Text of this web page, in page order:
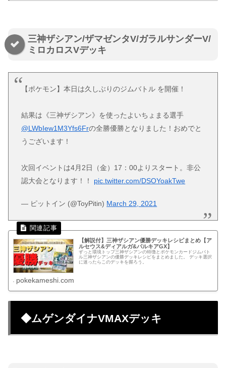
三神ザシアン/ザマゼンタV/ガラルサンダーV/
ミロカロスVデッキ
【ポケモン】本日は久しぶりのジムバトル を開催！
結果は《三神ザシアン》を使ったよいちょまる選手
@LWbIew1M3Yfs6Frの全勝優勝となりました！おめでと
うございます！
次回イベントは4月2日（金）17：00よりスタート。非公
認大会となります！！ pic.twitter.com/DSOYoakTwe
— ピットイン (@ToyPitin) March 29, 2021
【解説付】三神ザシアン優勝デッキレシピまとめ【ア
ルセウス&ディアルガ&パルキアGX】
ずっと環境トップ三神ザシアンの特徴とポケモンカードジムバト
ル三神ザシアンの優勝デッキレシピをまとめました。 デッキ選択
に迷ったらこのデッキを握ろう。
pokekameshi.com
◆ムゲンダイナVMAXデッキ